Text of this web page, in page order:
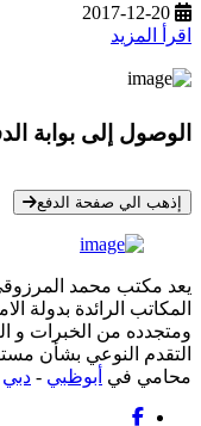
2017-12-20
اقرأ المزيد
الوصول إلى بوابة
إذهب الي صفحة الدفع
يعد مكتب محمد المرزوقي
المكاتب الرائدة بدولة
ومتجدده من الخبرات و
التقدم النوعي بشأن
محامي في أبوظبي - دبي